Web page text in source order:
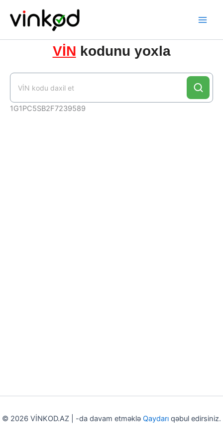
content
VİN kodunu yoxla
1G1PC5SB2F7239589
© 2026 VİNKOD.AZ | -da davam etməklə Qaydarı qəbul edirsiniz.